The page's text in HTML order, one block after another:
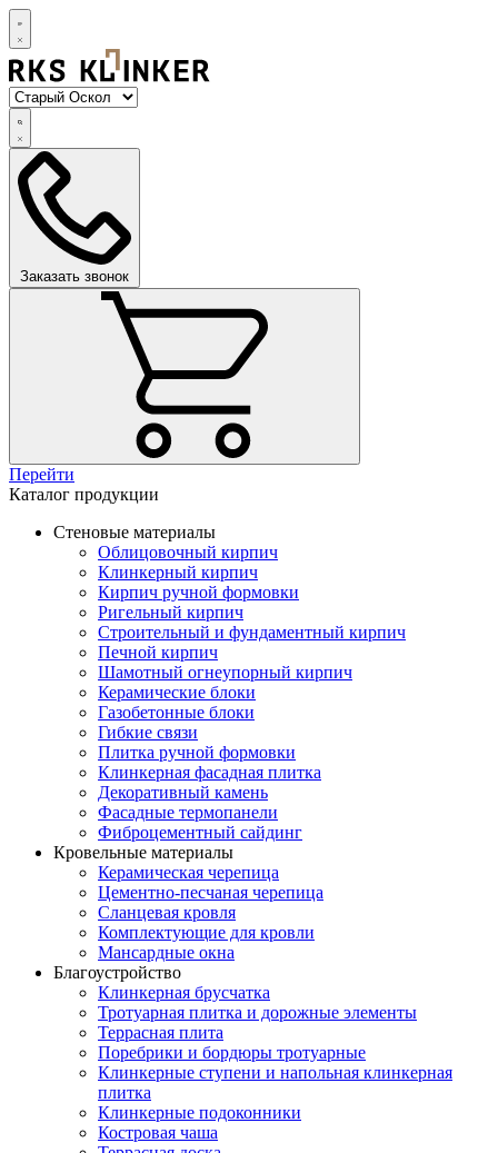
Заказать звонок
Перейти
Каталог продукции
Стеновые материалы
Облицовочный кирпич
Клинкерный кирпич
Кирпич ручной формовки
Ригельный кирпич
Строительный и фундаментный кирпич
Печной кирпич
Шамотный огнеупорный кирпич
Керамические блоки
Газобетонные блоки
Гибкие связи
Плитка ручной формовки
Клинкерная фасадная плитка
Декоративный камень
Фасадные термопанели
Фиброцементный сайдинг
Кровельные материалы
Керамическая черепица
Цементно-песчаная черепица
Сланцевая кровля
Комплектующие для кровли
Мансардные окна
Благоустройство
Клинкерная брусчатка
Тротуарная плитка и дорожные элементы
Террасная плита
Поребрики и бордюры тротуарные
Клинкерные ступени и напольная клинкерная
плитка
Клинкерные подоконники
Костровая чаша